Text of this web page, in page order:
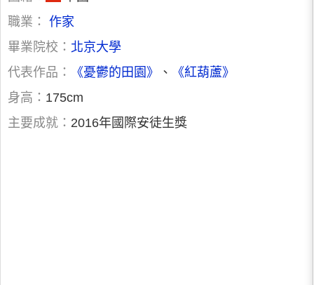
職業： 作家
畢業院校： 北京大學
代表作品：
《憂鬱的田園》 、
《紅葫蘆》
身高： 175cm
主要成就： 2016年國際安徒生獎